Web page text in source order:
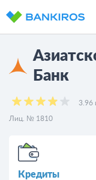
Банк
Лиц. № 1810
Кредиты